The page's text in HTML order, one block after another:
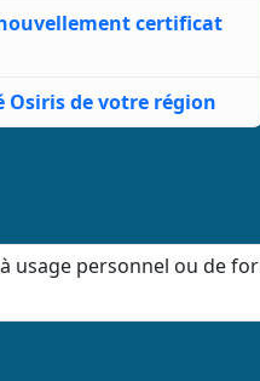
certificat
Osiris de votre région
usage personnel ou de